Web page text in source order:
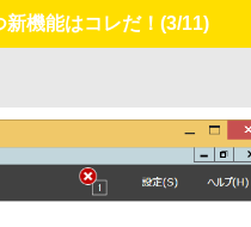
機能はコレだ！ (3/11)